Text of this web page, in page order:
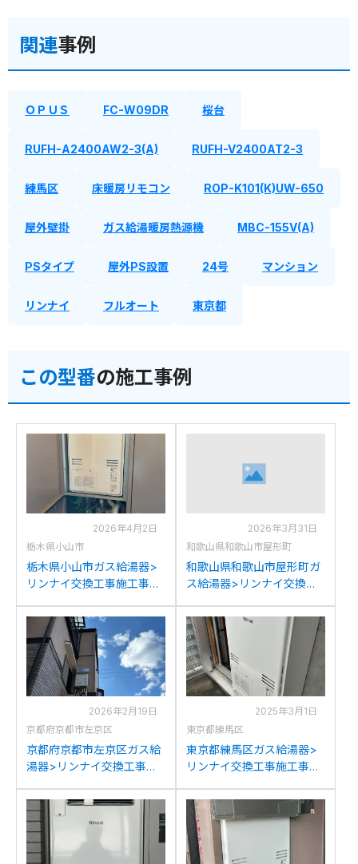
関連事例
ＯＰＵＳ FC-W09DR 桜台
RUFH-A2400AW2-3(A) RUFH-V2400AT2-3
練馬区 床暖房リモコン ROP-K101(K)UW-650
屋外壁掛 ガス給湯暖房熱源機 MBC-155V(A)
PSタイプ 屋外PS設置 24号 マンション
リンナイ フルオート 東京都
この型番の施工事例
2026年4月2日
栃木県小山市
栃木県小山市ガス給湯器>
リンナイ交換工事施工事
V2403AU2-3(A)からリン
ナイRUFH-A2400AW2-
3(A)への交換
2026年3月31日
和歌山県和歌山市屋形町
和歌山県和歌山市屋形町ガ
ス給湯器>リンナイ交換工
RUFH-V2400AW2-6から
リンナイRUFH-
A2400AW2-3(A)への交換
2026年2月19日
京都府京都市左京区
京都府京都市左京区ガス給
湯器>リンナイ交換工事施
V2403AW2-3からリンナイ
RUFH-A2400AW2-3(A)へ
の交換
2025年3月1日
東京都練馬区
東京都練馬区ガス給湯器>
リンナイ交換工事施工事
V2400SAT2-3からリンナ
イRUFH-A2400AW2-3(A)
への交換